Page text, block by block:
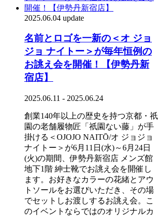
2025.06.04 update
名前とロゴを一新の＜オ ジョ
ジョ ナイトー＞が毎年恒例の
お誂え会を開催！【伊勢丹新
宿店】
2025.06.11 - 2025.06.24
創業140年以上の歴史を持つ京都・祇
園の老舗履物匠「祇園ない藤」が手
掛ける＜OJOJO NAITŌ/オ ジョジョ
ナイトー＞が6月11日(水)～6月24日
(火)の期間、伊勢丹新宿店 メンズ館
地下1階 紳士靴でお誂え会を開催し
ます。お好きなカラーの花緒とアウ
トソールをお選びいただき、その場
でセットしお渡しするお誂え会。こ
のイベントならではのオリジナルカ